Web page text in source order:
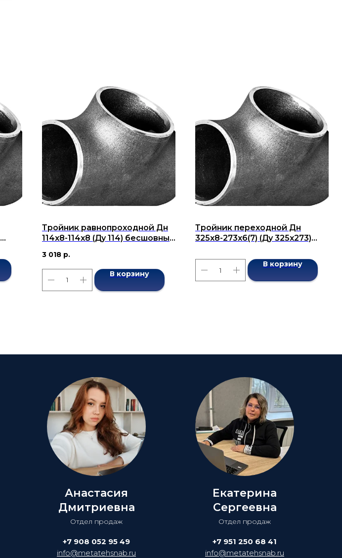
Тройник равнопроходной Дн
114x8-114x8 (Ду 114) бесшовный
3 018 р.
В корзину
Тройник переходной Дн
325x8-273x6(7) (Ду 325x273)
В корзину
Анастасия
Дмитриевна
Отдел продаж
+7 908 052 95 49
info@metatehsnab.ru
Екатерина
Сергеевна
Отдел продаж
+7 951 250 68 41
info@metatehsnab.ru